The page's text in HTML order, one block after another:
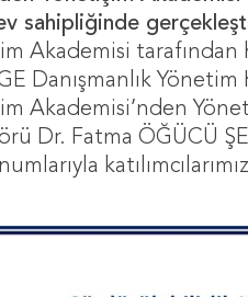
sahipliğinde
Akademisi tarafından
Danışmanlık Yönetim
Akademisi’nden
Dr. Fatma ÖĞÜCÜ